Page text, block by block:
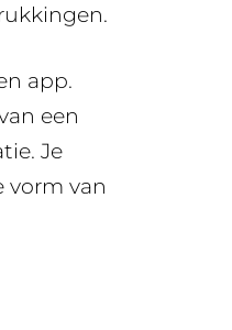
app.
een
Je
vorm van